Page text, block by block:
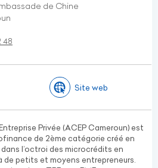
de Chine
48
Site web
Privée (ACEP Cameroun) est
de 2ème catégorie créé en
l’octroi des microcrédits en
de petits et moyens entrepreneurs.